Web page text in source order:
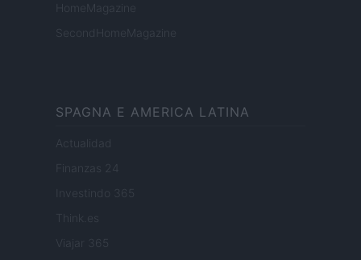
HomeMagazine
SecondHomeMagazine
SPAGNA E AMERICA LATINA
Actualidad
Finanzas 24
Investindo 365
Think.es
Viajar 365